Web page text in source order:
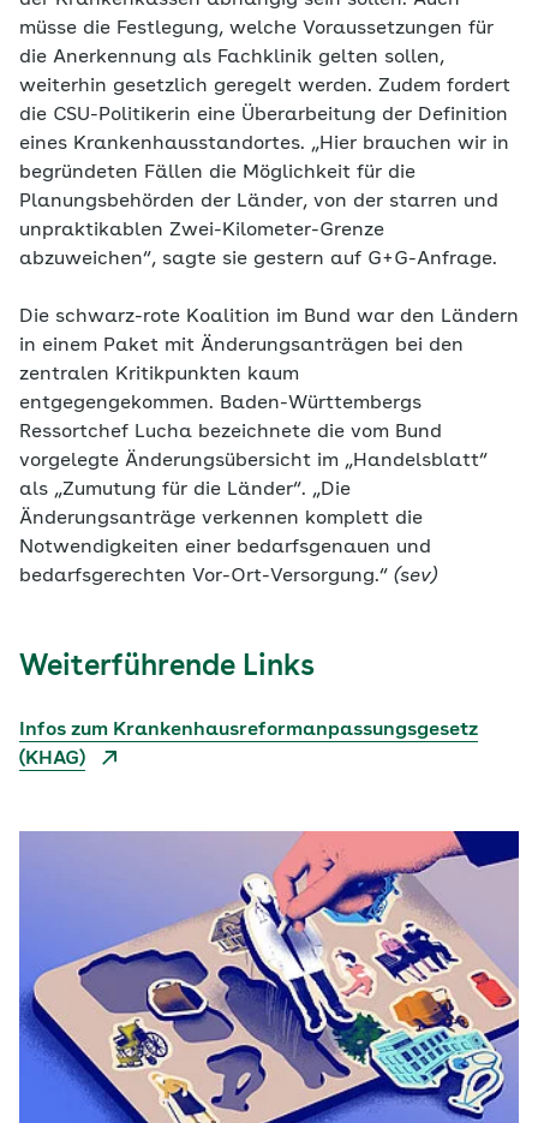
müsse die Festlegung, welche Voraussetzungen für
die Anerkennung als Fachklinik gelten sollen,
weiterhin gesetzlich geregelt werden. Zudem fordert
die CSU-Politikerin eine Überarbeitung der Definition
eines Krankenhausstandortes. „Hier brauchen wir in
begründeten Fällen die Möglichkeit für die
Planungsbehörden der Länder, von der starren und
unpraktikablen Zwei-Kilometer-Grenze
abzuweichen“, sagte sie gestern auf G+G-Anfrage.
Die schwarz-rote Koalition im Bund war den Ländern
in einem Paket mit Änderungsanträgen bei den
zentralen Kritikpunkten kaum
entgegengekommen. Baden-Württembergs
Ressortchef Lucha bezeichnete die vom Bund
vorgelegte Änderungsübersicht im „Handelsblatt“
als „Zumutung für die Länder“. „Die
Änderungsanträge verkennen komplett die
Notwendigkeiten einer bedarfsgenauen und
bedarfsgerechten Vor-Ort-Versorgung.“ (sev)
Weiterführende Links
Infos zum Krankenhausreformanpassungsgesetz
(KHAG)